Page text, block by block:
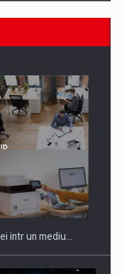
noilor
intr un mediu…